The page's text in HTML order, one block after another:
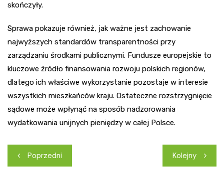
skończyły.
Sprawa pokazuje również, jak ważne jest zachowanie
najwyższych standardów transparentności przy
zarządzaniu środkami publicznymi. Fundusze europejskie to
kluczowe źródło finansowania rozwoju polskich regionów,
dlatego ich właściwe wykorzystanie pozostaje w interesie
wszystkich mieszkańców kraju. Ostateczne rozstrzygnięcie
sądowe może wpłynąć na sposób nadzorowania
wydatkowania unijnych pieniędzy w całej Polsce.
Nawigacja
wpisu
Poprzedni Kolejny